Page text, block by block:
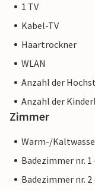
1 TV
Kabel-TV
Haartrockner
WLAN
Anzahl der
Anzahl der
Zimmer
Warm-/
Badezimmer nr. 1
Badezimmer nr. 2